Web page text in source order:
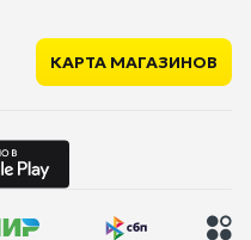
КАРТА МАГАЗИНОВ